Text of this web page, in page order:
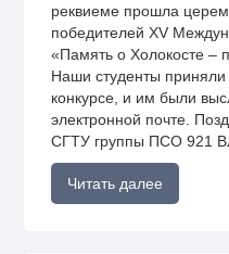
реквиеме прошла
победителей XV
«Память о Холокосте –
Наши студенты приняли
конкурсе, и им были
электронной почте.
СГТУ группы ПСО 921
Читать далее